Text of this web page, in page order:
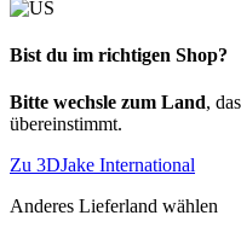
Bist du im richtigen Shop?
Bitte wechsle zum Land,
übereinstimmt.
Zu 3DJake International
Anderes Lieferland wählen